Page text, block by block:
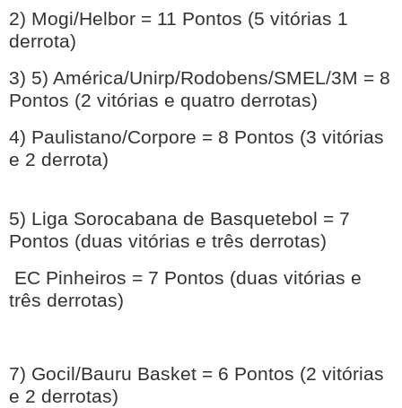
2) Mogi/Helbor = 11 Pontos (5 vitórias 1
derrota)
3) 5) América/Unirp/Rodobens/SMEL/3M = 8
Pontos (2 vitórias e quatro derrotas)
4) Paulistano/Corpore = 8 Pontos (3 vitórias
e 2 derrota)
5) Liga Sorocabana de Basquetebol = 7
Pontos (duas vitórias e três derrotas)
EC Pinheiros = 7 Pontos (duas vitórias e
três derrotas)
7) Gocil/Bauru Basket = 6 Pontos (2 vitórias
e 2 derrotas)